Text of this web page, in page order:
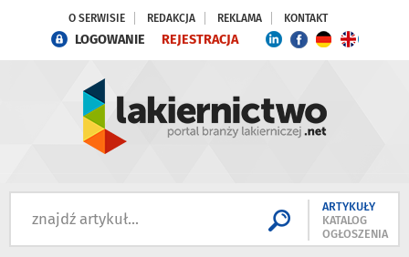
O SERWISIE REDAKCJA REKLAMA KONTAKT
LOGOWANIE REJESTRACJA
ARTYKUŁY
KATALOG
OGŁOSZENIA